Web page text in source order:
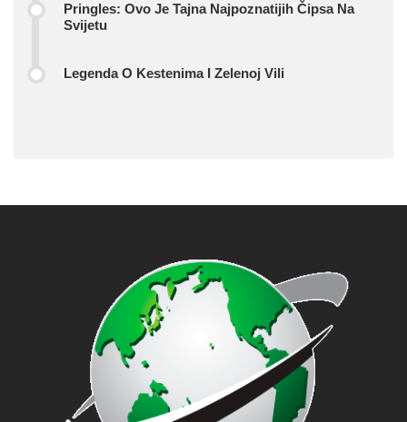
Pringles: Ovo Je Tajna Najpoznatijih Čipsa Na
Svijetu
Legenda O Kestenima I Zelenoj Vili